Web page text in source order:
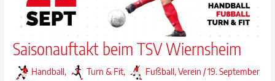
Saisonauftakt beim TSV Wiernsheim
Handball, Turn & Fit, Fußball,Verein /19. September